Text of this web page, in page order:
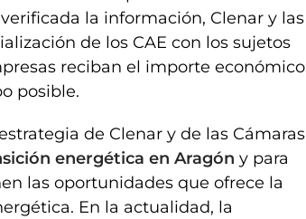
la información, Clenar y las
de los CAE con los sujetos
reciban el importe económico
posible.
de Clenar y de las Cámaras
energética en Aragón y para
las oportunidades que ofrece la
En la actualidad, la